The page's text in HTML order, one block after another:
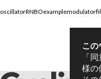
oscillatorRNBOexamplemodulator
この
「
様の